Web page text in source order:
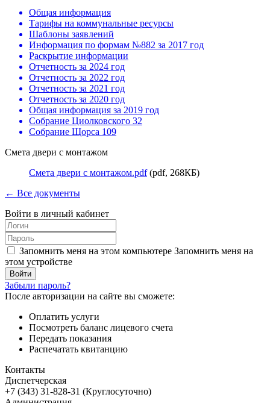
Общая информация
Тарифы на коммунальные ресурсы
Шаблоны заявлений
Информация по формам №882 за 2017 год
Раскрытие информации
Отчетность за 2024 год
Отчетность за 2022 год
Отчетность за 2021 год
Отчетность за 2020 год
Общая информация за 2019 год
Собрание Циолковского 32
Собрание Щорса 109
Смета двери с монтажом
Смета двери с монтажом.pdf(pdf, 268КБ)
← Все документы
Войти в личный кабинет
Запомнить меня на этом компьютере Запомнить меня на
этом устройстве
Забыли пароль?
После авторизации на сайте вы сможете:
Оплатить услуги
Посмотреть баланс лицевого счета
Передать показания
Распечатать квитанцию
Контакты
Диспетчерская
+7 (343) 31-828-31 (Круглосуточно)